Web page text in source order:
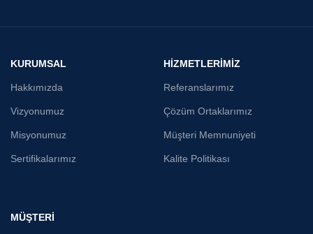
KURUMSAL
Hakkımızda
Vizyonumuz
Misyonumuz
Sertifikalarımız
HİZMETLERİMİZ
Referanslarımız
Çözüm Ortaklarımız
Müşteri Memnuniyeti
Kalite Politikası
MÜŞTERİ